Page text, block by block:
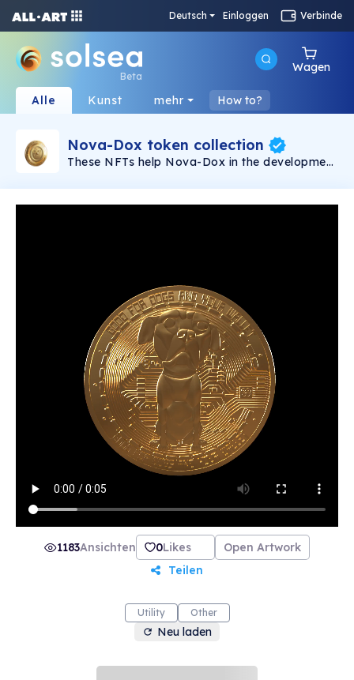
Deutsch Einloggen Verbinde
Beta
Wagen
Alle Kunst mehr How to?
Nova-Dox token collection
These NFTs help Nova-Dox in the development
advanced trading software. Visit our website
1183Ansichten 0Likes
Open Artwork
Teilen
Utility Other
Neu laden